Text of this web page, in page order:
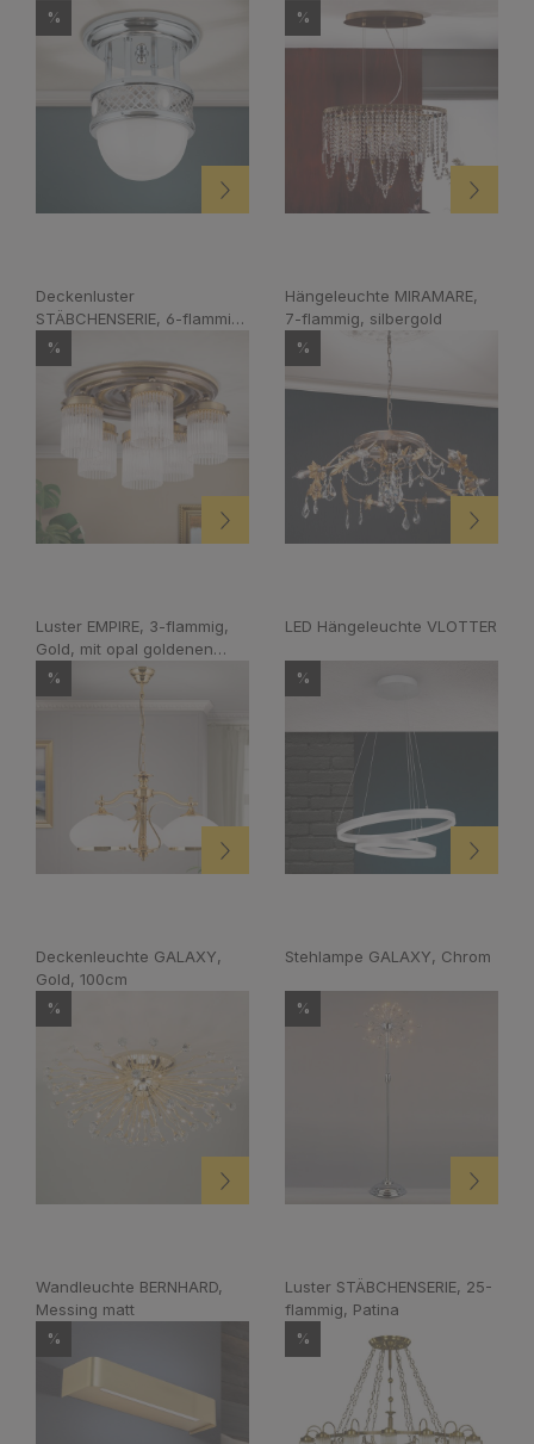
%
patina
%
Deckenluster
STÄBCHENSERIE, 6-flammig,
Patina
%
Hängeleuchte MIRAMARE,
7-flammig, silbergold
%
Luster EMPIRE, 3-flammig,
Gold, mit opal goldenen
Gläsern
%
LED Hängeleuchte VLOTTER
%
Deckenleuchte GALAXY,
Gold, 100cm
%
Stehlampe GALAXY, Chrom
%
Wandleuchte BERNHARD,
Messing matt
%
Luster STÄBCHENSERIE, 25-
flammig, Patina
%